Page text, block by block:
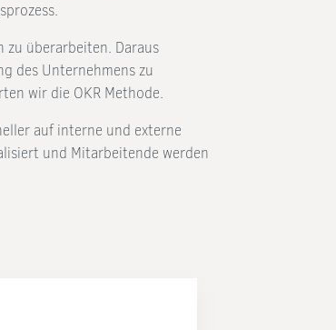
zu überarbeiten. Daraus
des Unternehmens zu
wir die OKR Methode.
auf interne und externe
und Mitarbeitende werden